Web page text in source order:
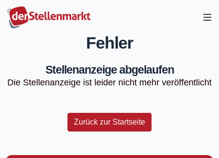
Fehler
Stellenanzeige abgelaufen
Die Stellenanzeige ist leider nicht mehr veröffentlicht
Zurück zur Startseite